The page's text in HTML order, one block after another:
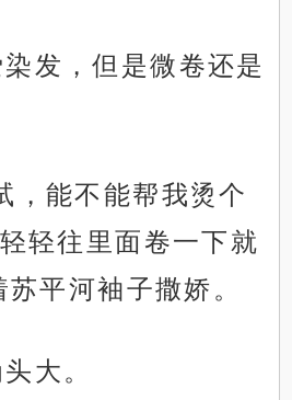
发，但是微卷还是
，能不能帮我烫个
轻往里面卷一下就
平河袖子撒娇。
大。